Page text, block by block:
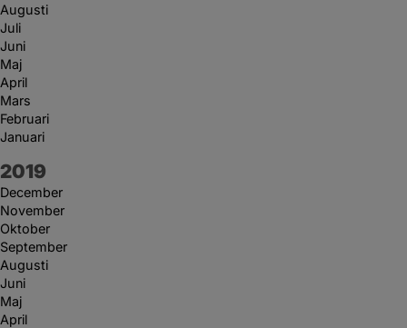
Augusti
Juli
Juni
Maj
April
Mars
Februari
Januari
År:
2019
December
November
Oktober
September
Augusti
Juni
Maj
April